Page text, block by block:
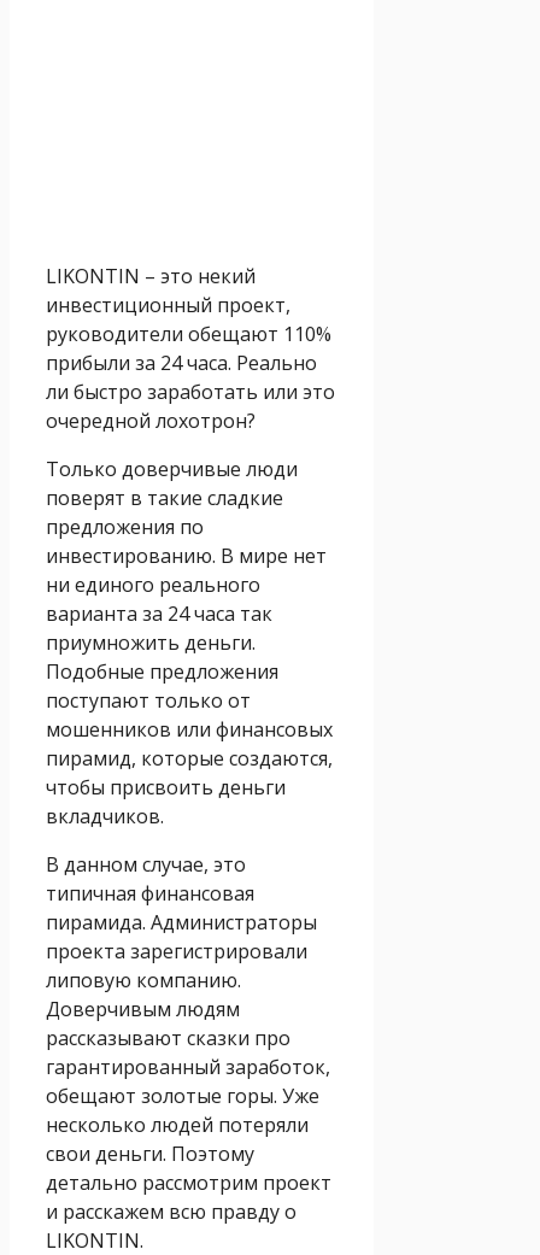
LIKONTIN – это некий
инвестиционный проект,
руководители обещают 110%
прибыли за 24 часа. Реально
ли быстро заработать или это
очередной лохотрон?
Только доверчивые люди
поверят в такие сладкие
предложения по
инвестированию. В мире нет
ни единого реального
варианта за 24 часа так
приумножить деньги.
Подобные предложения
поступают только от
мошенников или финансовых
пирамид, которые создаются,
чтобы присвоить деньги
вкладчиков.
В данном случае, это
типичная финансовая
пирамида. Администраторы
проекта зарегистрировали
липовую компанию.
Доверчивым людям
рассказывают сказки про
гарантированный заработок,
обещают золотые горы. Уже
несколько людей потеряли
свои деньги. Поэтому
детально рассмотрим проект
и расскажем всю правду о
LIKONTIN.